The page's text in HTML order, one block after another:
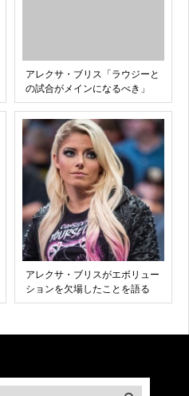
アレクサ・ブリス「ラウジーと
の試合がメインになるべき」
アレクサ・ブリスがエボリュー
ションを欠場したことを語る